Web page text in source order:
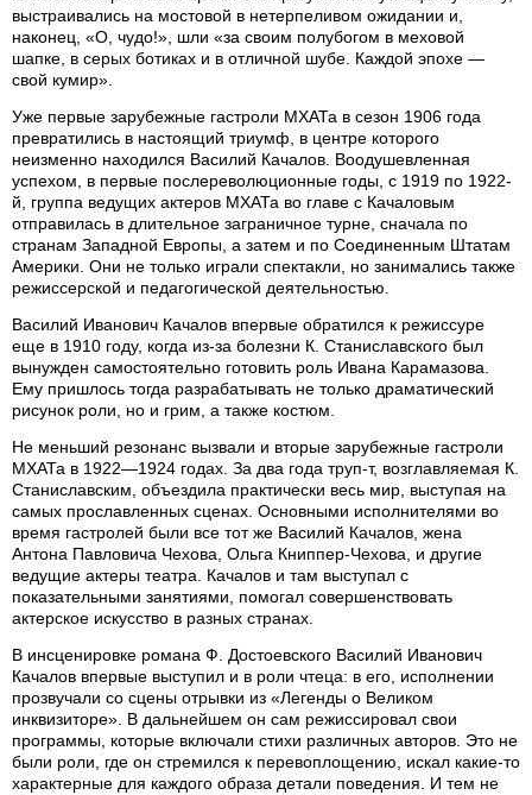
выстраивались на мостовой в нетерпеливом ожидании и,
наконец, «О, чудо!», шли «за своим полубогом в меховой
шапке, в серых ботиках и в отличной шубе. Каждой эпохе —
свой кумир».
Уже первые зарубежные гастроли МХАТа в сезон 1906 года
превратились в настоящий триумф, в центре которого
неизменно находился Василий Качалов. Воодушевленная
успехом, в первые послереволюционные годы, с 1919 по 1922-
й, группа ведущих актеров МХАТа во главе с Качаловым
отправилась в длительное заграничное турне, сначала по
странам Западной Европы, а затем и по Соединенным Штатам
Америки. Они не только играли спектакли, но занимались также
режиссерской и педагогической деятельностью.
Василий Иванович Качалов впервые обратился к режиссуре
еще в 1910 году, когда из-за болезни К. Станиславского был
вынужден самостоятельно готовить роль Ивана Карамазова.
Ему пришлось тогда разрабатывать не только драматический
рисунок роли, но и грим, а также костюм.
Не меньший резонанс вызвали и вторые зарубежные гастроли
МХАТа в 1922—1924 годах. За два года труп-т, возглавляемая К.
Станиславским, объездила практически весь мир, выступая на
самых прославленных сценах. Основными исполнителями во
время гастролей были все тот же Василий Качалов, жена
Антона Павловича Чехова, Ольга Книппер-Чехова, и другие
ведущие актеры театра. Качалов и там выступал с
показательными занятиями, помогал совершенствовать
актерское искусство в разных странах.
В инсценировке романа Ф. Достоевского Василий Иванович
Качалов впервые выступил и в роли чтеца: в его, исполнении
прозвучали со сцены отрывки из «Легенды о Великом
инквизиторе». В дальнейшем он сам режиссировал свои
программы, которые включали стихи различных авторов. Это не
были роли, где он стремился к перевоплощению, искал какие-то
характерные для каждого образа детали поведения. И тем не